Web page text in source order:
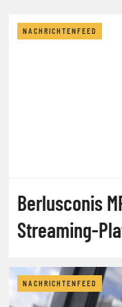
NACHRICHTENFEED
Berlusconis
Streaming-
NACHRICHTENFEED